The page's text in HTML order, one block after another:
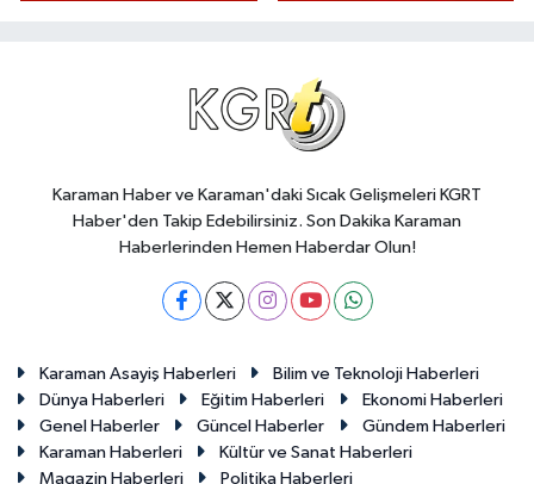
Karaman Haber ve Karaman'daki Sıcak Gelişmeleri KGRT
Haber'den Takip Edebilirsiniz. Son Dakika Karaman
Haberlerinden Hemen Haberdar Olun!
Karaman Asayiş Haberleri
Bilim ve Teknoloji Haberleri
Dünya Haberleri
Eğitim Haberleri
Ekonomi Haberleri
Genel Haberler
Güncel Haberler
Gündem Haberleri
Karaman Haberleri
Kültür ve Sanat Haberleri
Magazin Haberleri
Politika Haberleri